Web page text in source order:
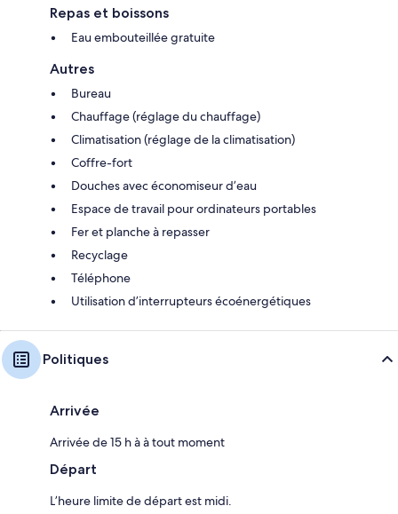
Repas et boissons
Eau embouteillée gratuite
Autres
Bureau
Chauffage (réglage du chauffage)
Climatisation (réglage de la climatisation)
Coffre-fort
Douches avec économiseur d’eau
Espace de travail pour ordinateurs portables
Fer et planche à repasser
Recyclage
Téléphone
Utilisation d’interrupteurs écoénergétiques
Politiques
Arrivée
Arrivée de 15 h à à tout moment
Départ
L’heure limite de départ est midi.